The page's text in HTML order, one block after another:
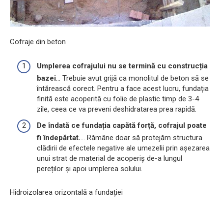
Cofraje din beton
Umplerea cofrajului nu se termină cu construcția
bazei... Trebuie avut grijă ca monolitul de beton să se
întărească corect. Pentru a face acest lucru, fundația
finită este acoperită cu folie de plastic timp de 3-4
zile, ceea ce va preveni deshidratarea prea rapidă.
De îndată ce fundația capătă forță, cofrajul poate
fi îndepărtat.... Rămâne doar să protejăm structura
clădirii de efectele negative ale umezelii prin așezarea
unui strat de material de acoperiș de-a lungul
pereților și apoi umplerea solului.
Hidroizolarea orizontală a fundației